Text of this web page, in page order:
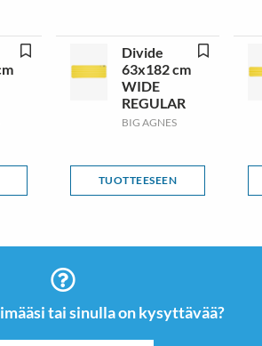
Divide
63x182 cm
WIDE
REGULAR
BIG AGNES
TUOTTEESEEN
tai sinulla on kysyttävää?